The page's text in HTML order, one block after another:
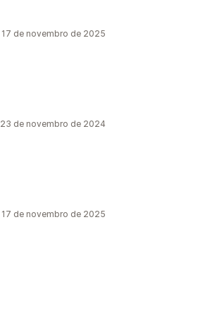
17 de novembro de 2025
23 de novembro de 2024
17 de novembro de 2025